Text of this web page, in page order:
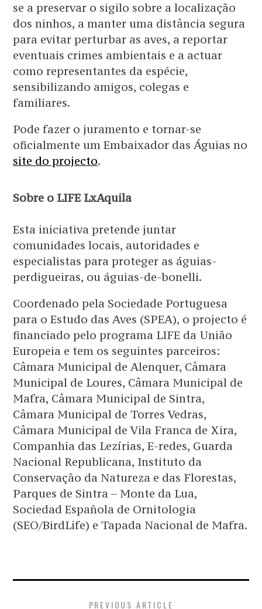
se a preservar o sigilo sobre a localização
dos ninhos, a manter uma distância segura
para evitar perturbar as aves, a reportar
eventuais crimes ambientais e a actuar
como representantes da espécie,
sensibilizando amigos, colegas e
familiares.
Pode fazer o juramento e tornar-se
oficialmente um Embaixador das Águias no
site do projecto.
Sobre o LIFE LxAquila
Esta iniciativa pretende juntar
comunidades locais, autoridades e
especialistas para proteger as águias-
perdigueiras, ou águias-de-bonelli.
Coordenado pela Sociedade Portuguesa
para o Estudo das Aves (SPEA), o projecto é
financiado pelo programa LIFE da União
Europeia e tem os seguintes parceiros:
Câmara Municipal de Alenquer, Câmara
Municipal de Loures, Câmara Municipal de
Mafra, Câmara Municipal de Sintra,
Câmara Municipal de Torres Vedras,
Câmara Municipal de Vila Franca de Xira,
Companhia das Lezírias, E-redes, Guarda
Nacional Republicana, Instituto da
Conservação da Natureza e das Florestas,
Parques de Sintra – Monte da Lua,
Sociedad Española de Ornitologia
(SEO/BirdLife) e Tapada Nacional de Mafra.
PREVIOUS ARTICLE